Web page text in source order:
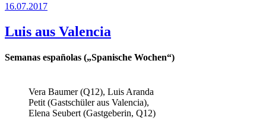
Veröffentlicht
16.07.2017
Luis aus Valencia
Semanas españolas („Spanische Wochen“)
Vera Baumer (Q12), Luis Aranda
Petit (Gastschüler aus Valencia),
Elena Seubert (Gastgeberin, Q12)